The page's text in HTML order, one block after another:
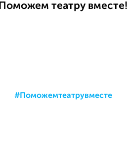
Поможем театру вместе!
#Поможемтеатрувместе